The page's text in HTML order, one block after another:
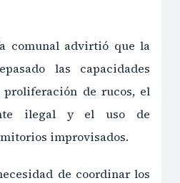
comunal advirtió que la
las capacidades
de rucos, el
ilegal y el uso de
improvisados.
de coordinar los